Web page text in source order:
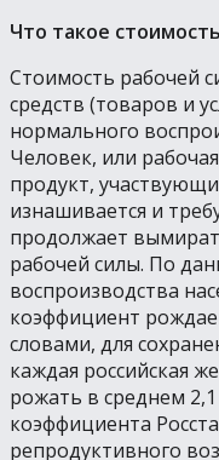
Что такое
Стоимость рабочей
средств (товаров и
нормального
Человек, или
продукт,
изнашивается и
продолжает
рабочей силы. По
воспроизводства
коэффициент
словами, для
каждая российская
рожать в среднем 2,1
коэффициента
репродуктивного